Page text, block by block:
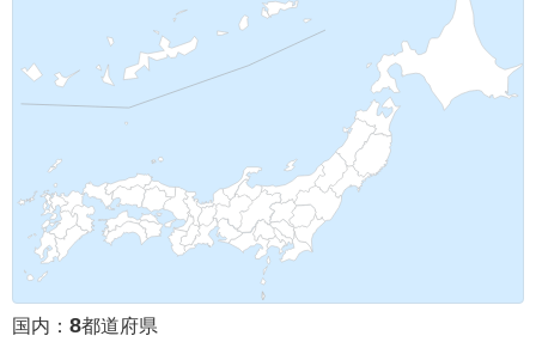
国内： 8都道府県